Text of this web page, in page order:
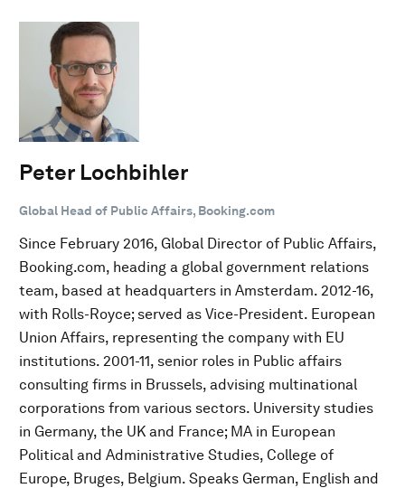
Peter Lochbihler
Global Head of Public Affairs, Booking.com
Since February 2016, Global Director of Public Affairs,
Booking.com, heading a global government relations
team, based at headquarters in Amsterdam. 2012-16,
with Rolls-Royce; served as Vice-President. European
Union Affairs, representing the company with EU
institutions. 2001-11, senior roles in Public affairs
consulting firms in Brussels, advising multinational
corporations from various sectors. University studies
in Germany, the UK and France; MA in European
Political and Administrative Studies, College of
Europe, Bruges, Belgium. Speaks German, English and